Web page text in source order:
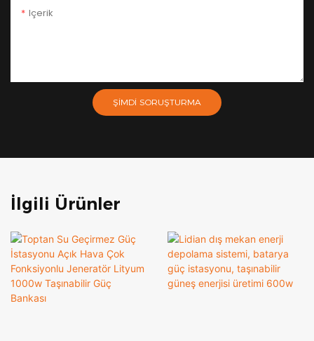
Içerik
ŞIMDI SORUŞTURMA
İlgili Ürünler